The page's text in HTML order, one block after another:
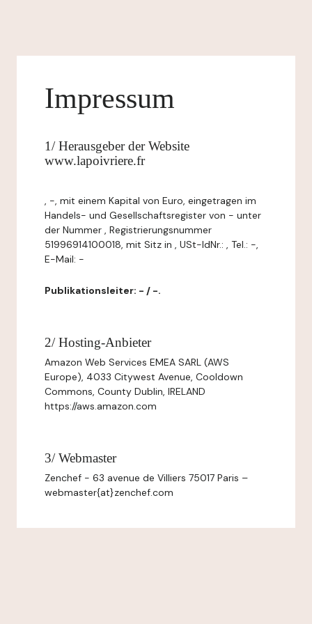
Impressum
1/ Herausgeber der Website
www.lapoivriere.fr
, -, mit einem Kapital von Euro, eingetragen im
Handels- und Gesellschaftsregister von - unter
der Nummer , Registrierungsnummer
51996914100018, mit Sitz in , USt-IdNr.: , Tel.: -,
E-Mail: -
Publikationsleiter: - / -.
2/ Hosting-Anbieter
Amazon Web Services EMEA SARL (AWS
Europe), 4033 Citywest Avenue, Cooldown
Commons, County Dublin, IRELAND
https://aws.amazon.com
3/ Webmaster
Zenchef - 63 avenue de Villiers 75017 Paris –
webmaster{at}zenchef.com